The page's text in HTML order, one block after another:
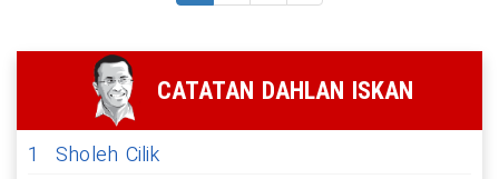
CATATAN DAHLAN ISKAN
1
Sholeh Cilik